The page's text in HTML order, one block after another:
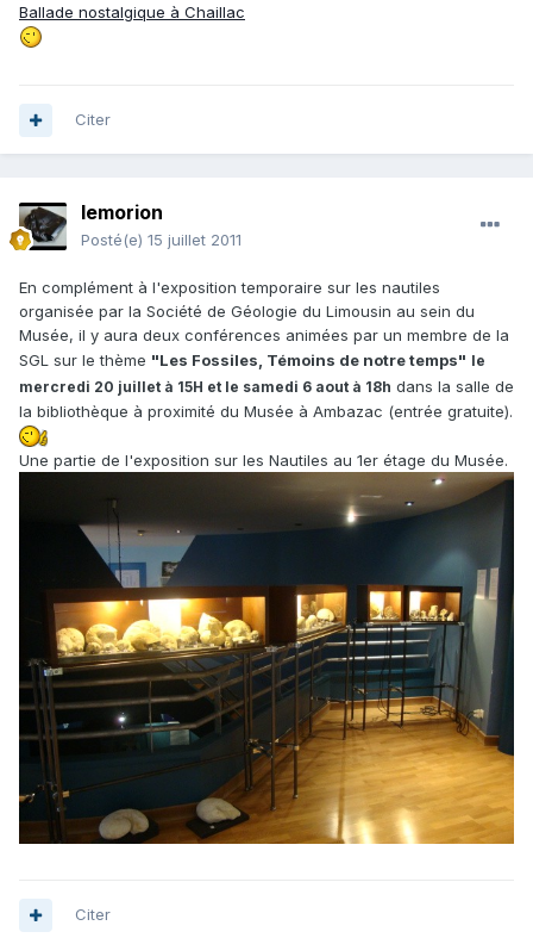
Ballade nostalgique à Chaillac
Citer
lemorion
Posté(e) 15 juillet 2011
En complément à l'exposition temporaire sur les nautiles
organisée par la Société de Géologie du Limousin au sein du
Musée, il y aura deux conférences animées par un membre de la
SGL sur le thème "Les Fossiles, Témoins de notre temps" le
mercredi 20 juillet à 15H et le samedi 6 aout à 18h dans la salle de
la bibliothèque à proximité du Musée à Ambazac (entrée gratuite).
Une partie de l'exposition sur les Nautiles au 1er étage du Musée.
Citer